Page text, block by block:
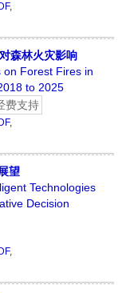
,
森林火灾影响
Forest Fires in
to 2025
费支持
,
望
Technologies
Decision
,